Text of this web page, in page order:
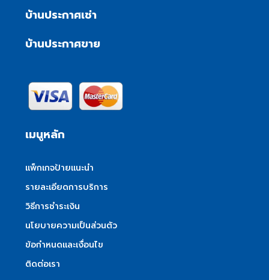
บ้านประกาศเช่า
บ้านประกาศขาย
เมนูหลัก
แพ็กเกจป้ายแนะนำ
รายละเอียดการบริการ
วิธีการชำระเงิน
นโยบายความเป็นส่วนตัว
ข้อกำหนดและเงื่อนไข
ติดต่อเรา